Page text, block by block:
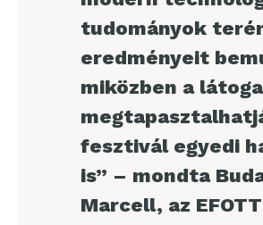
tudományok
eredményeit
miközben a
fesztivál egyedi
is” – mondta
Marcell, az EFOTT